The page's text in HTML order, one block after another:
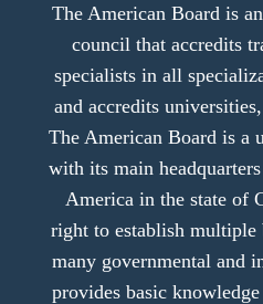
The American Board is
council that accredits
specialists in all
and accredits
The American Board is a
with its main
America in the state of
right to establish multiple
many governmental and
provides basic